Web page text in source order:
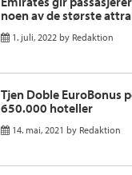
noen av de største
1. juli, 2022 by Redaktion
Tjen Doble EuroBonus
650.000 hoteller
14. mai, 2021 by Redaktion